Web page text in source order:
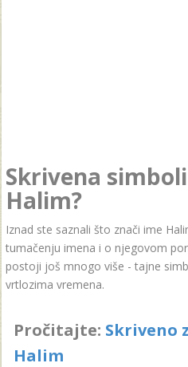
Skrivena
Halim?
Iznad ste saznali što znači ime
tumačenju imena i o njegovom
postoji još mnogo više - tajne
vrtlozima vremena.
Pročitajte: Skriveno
Halim